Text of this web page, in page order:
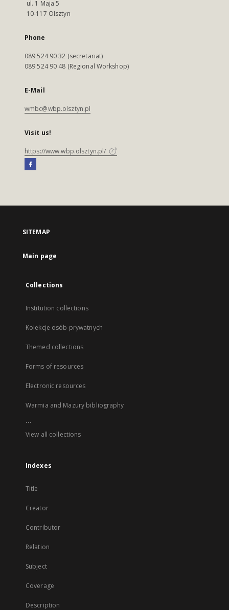
ul. 1 Maja 5
10-117 Olsztyn
Phone
089 524 90 32 (secretariat)
089 524 90 48 (Regional Workshop)
E-Mail
wmbc@wbp.olsztyn.pl
Visit us!
https://www.wbp.olsztyn.pl/
SITEMAP
Main page
Collections
Institution collections
Kolekcje osób prywatnych
Themed collections
Forms of resources
Electronic resources
Warmia and Mazury bibliography
...
View all collections
Indexes
Title
Creator
Contributor
Relation
Subject
Coverage
Description